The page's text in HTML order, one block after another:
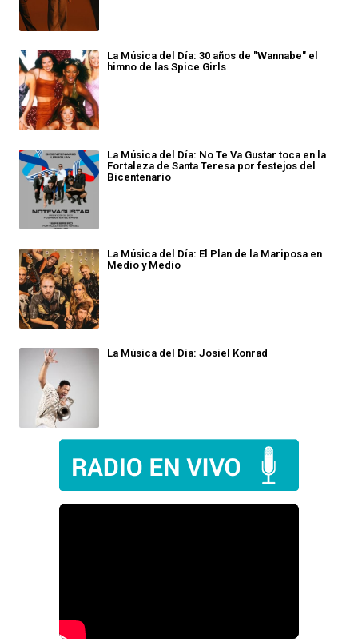
La Música del Día: 30 años de "Wannabe" el
himno de las Spice Girls
La Música del Día: No Te Va Gustar toca en la
Fortaleza de Santa Teresa por festejos del
Bicentenario
La Música del Día: El Plan de la Mariposa en
Medio y Medio
La Música del Día: Josiel Konrad